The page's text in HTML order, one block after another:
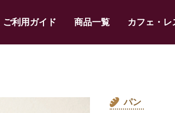
ご利用ガイド 商品一覧 カフェ・
パン